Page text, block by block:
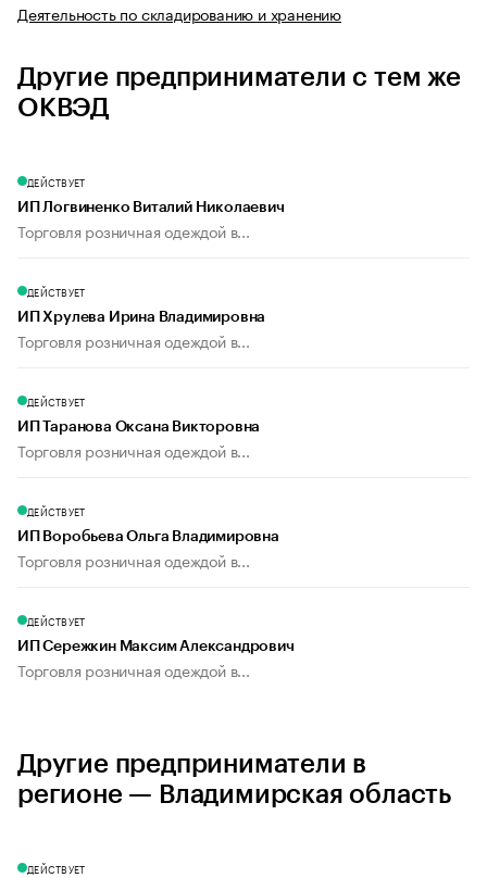
Деятельность по складированию и хранению
Другие предприниматели с тем же
ОКВЭД
ДЕЙСТВУЕТ
ИП Логвиненко Виталий Николаевич
Торговля розничная одеждой в...
ДЕЙСТВУЕТ
ИП Хрулева Ирина Владимировна
Торговля розничная одеждой в...
ДЕЙСТВУЕТ
ИП Таранова Оксана Викторовна
Торговля розничная одеждой в...
ДЕЙСТВУЕТ
ИП Воробьева Ольга Владимировна
Торговля розничная одеждой в...
ДЕЙСТВУЕТ
ИП Сережкин Максим Александрович
Торговля розничная одеждой в...
Другие предприниматели в
регионе — Владимирская область
ДЕЙСТВУЕТ